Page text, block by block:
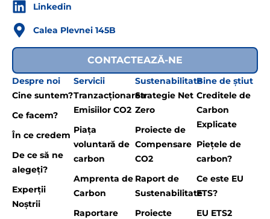
Linkedin
Calea Plevnei 145B
CONTACTEAZĂ-NE
Despre noi
Cine suntem?
Ce facem?
În ce credem
De ce să ne
alegeți?
Experții
Noștrii
Servicii
Tranzacționarea
Emisiilor CO2
Piața
voluntară de
carbon
Amprenta de
Carbon
Raportare
Sustenabilitate
Strategie Net
Zero
Proiecte de
Compensare
CO2
Raport de
Sustenabilitate
Proiecte
Bine de știut
Creditele de
Carbon
Explicate
Piețele de
carbon?
Ce este EU
ETS?
EU ETS2